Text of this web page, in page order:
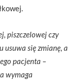
piszczelowej czy
usuwa się zmianę, a
pacjenta –
wymaga